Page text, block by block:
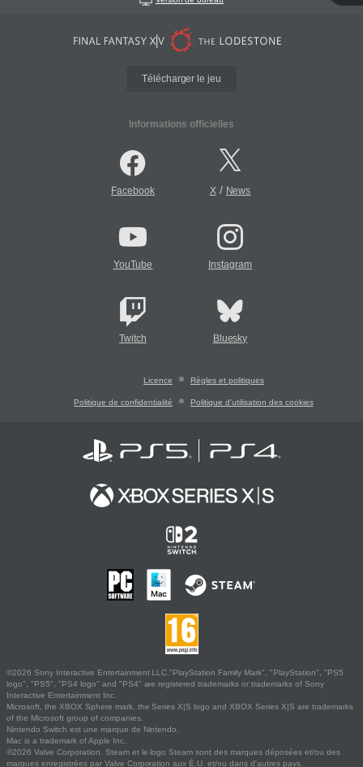
Télécharger le jeu
Informations officielles
Facebook X/ News
YouTube Instagram
Twitch Bluesky
Licence Règles et politiques
Politique de confidentialité Politique d'utilisation des cookies
©2026 Sony Interactive Entertainment LLC."PlayStation Family Mark", "PlayStation", "PS5
logo", "PS5", "PS4 logo" and "PS4" are registered trademarks or trademarks of Sony
Interactive Entertainment Inc.
Microsoft, the XBOX Sphere mark, the Series X|S logo and XBOX Series X|S are trademarks
of the Microsoft group of companies.
Nintendo Switch est une marque de Nintendo.
Mac is a trademark of Apple Inc.
©2026 Valve Corporation. Steam et le logo Steam sont des marques déposées et/ou des
marques enregistrées par Valve Corporation aux É.U. et/ou dans d'autres pays.